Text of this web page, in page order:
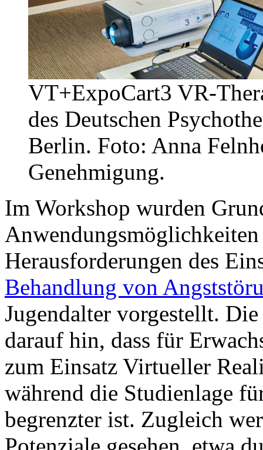
VT+ExpoCart3 VR-
des Deutschen
Berlin. Foto: Anna
Genehmigung.
Im Workshop wurden
Herausforderungen des
Behandlung von
Jugendalter vorgestellt.
darauf hin, dass für
zum Einsatz Virtueller
während die Studienlage
begrenzter ist. Zugleich